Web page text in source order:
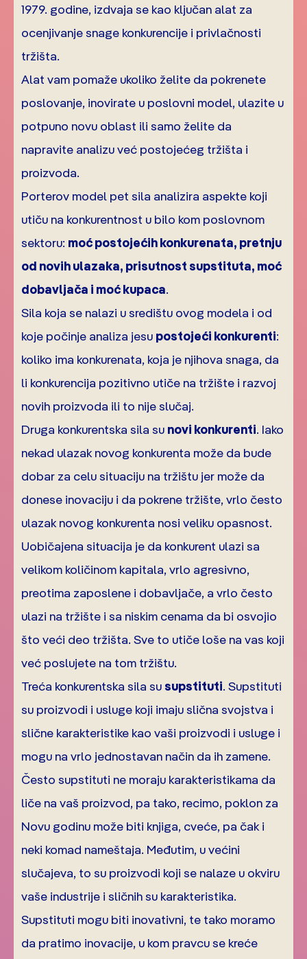
1979. godine, izdvaja se kao ključan alat za
ocenjivanje snage konkurencije i privlačnosti
tržišta.
Alat vam pomaže ukoliko želite da pokrenete
poslovanje, inovirate u poslovni model, ulazite u
potpuno novu oblast ili samo želite da
napravite analizu već postojećeg tržišta i
proizvoda.
Porterov model pet sila analizira aspekte koji
utiču na konkurentnost u bilo kom poslovnom
sektoru: moć postojećih konkurenata, pretnju
od novih ulazaka, prisutnost supstituta, moć
dobavljača i moć kupaca.
Sila koja se nalazi u središtu ovog modela i od
koje počinje analiza jesu postojeći konkurenti:
koliko ima konkurenata, koja je njihova snaga, da
li konkurencija pozitivno utiče na tržište i razvoj
novih proizvoda ili to nije slučaj.
Druga konkurentska sila su novi konkurenti. Iako
nekad ulazak novog konkurenta može da bude
dobar za celu situaciju na tržištu jer može da
donese inovaciju i da pokrene tržište, vrlo često
ulazak novog konkurenta nosi veliku opasnost.
Uobičajena situacija je da konkurent ulazi sa
velikom količinom kapitala, vrlo agresivno,
preotima zaposlene i dobavljače, a vrlo često
ulazi na tržište i sa niskim cenama da bi osvojio
što veći deo tržišta. Sve to utiče loše na vas koji
već poslujete na tom tržištu.
Treća konkurentska sila susupstituti. Supstituti
su proizvodi i usluge koji imaju slična svojstva i
slične karakteristike kao vaši proizvodi i usluge i
mogu na vrlo jednostavan način da ih zamene.
Često supstituti ne moraju karakteristikama da
liče na vaš proizvod, pa tako, recimo, poklon za
Novu godinu može biti knjiga, cveće, pa čak i
neki komad nameštaja. Međutim, u većini
slučajeva, to su proizvodi koji se nalaze u okviru
vaše industrije i sličnih su karakteristika.
Supstituti mogu biti inovativni, te tako moramo
da pratimo inovacije, u kom pravcu se kreće